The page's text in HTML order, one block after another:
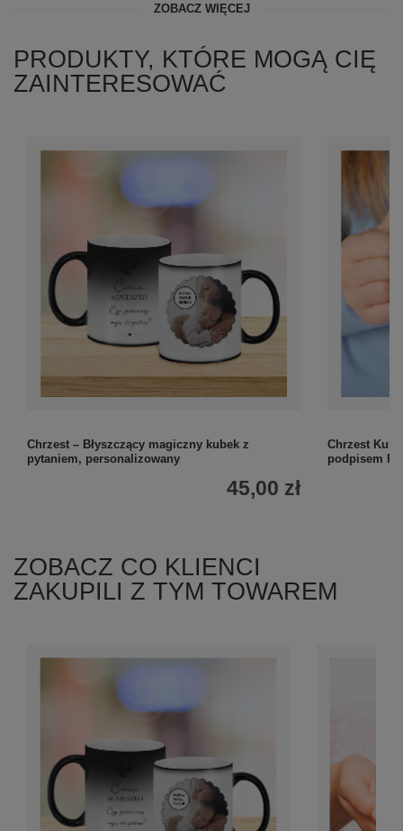
ZOBACZ WIĘCEJ
PRODUKTY, KTÓRE MOGĄ CIĘ
ZAINTERESOWAĆ
Chrzest – Błyszczący magiczny kubek z
pytaniem, personalizowany
45,00 zł
Chrzest
podpisem
ZOBACZ CO KLIENCI
ZAKUPILI Z TYM TOWAREM